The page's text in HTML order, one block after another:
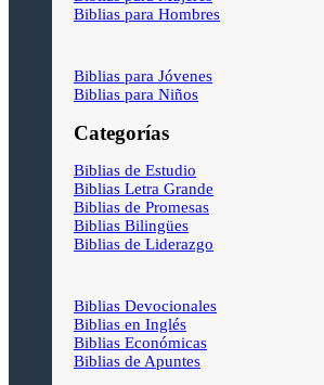
Biblias para Hombres
Biblias para Jóvenes
Biblias para Niños
Categorías
Biblias de Estudio
Biblias Letra Grande
Biblias de Promesas
Biblias Bilingües
Biblias de Liderazgo
Biblias Devocionales
Biblias en Inglés
Biblias Económicas
Biblias de Apuntes